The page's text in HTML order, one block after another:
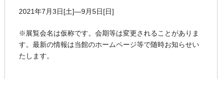
2021年7月3日[土]―9月5日[日]
※展覧会名は仮称です。会期等は変更されることがありま
す。最新の情報は当館のホームページ等で随時お知らせい
たします。